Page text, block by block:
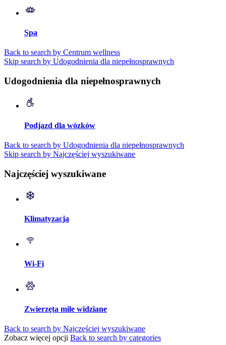
Spa
Back to search by Centrum wellness
Skip search by Udogodnienia dla niepełnosprawnych
Udogodnienia dla niepełnosprawnych
Podjazd dla wózków
Back to search by Udogodnienia dla niepełnosprawnych
Skip search by Najczęściej wyszukiwane
Najczęściej wyszukiwane
Klimatyzacja
Wi-Fi
Zwierzęta mile widziane
Back to search by Najczęściej wyszukiwane
Zobacz więcej opcji Back to search by categories